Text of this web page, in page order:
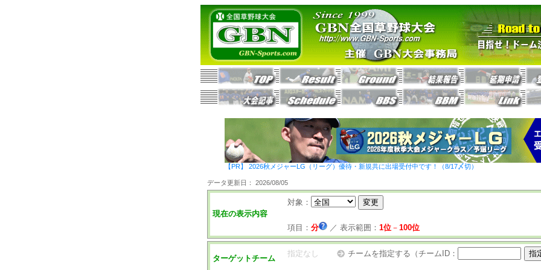
【PR】 2026秋メジャーLG（リーグ）優待・新規共に出場受付中です！（8/17〆切）
データ更新日： 2026/08/05
現在の表示内容
対象：
項目： 分 ／ 表示範囲： 1位－ 100位
ターゲットチーム
指定なし チームを指定する（チームID：